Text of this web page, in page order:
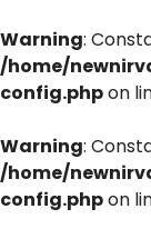
Warning:
/home/
config.phpon
Warning:
/home/
config.phpon